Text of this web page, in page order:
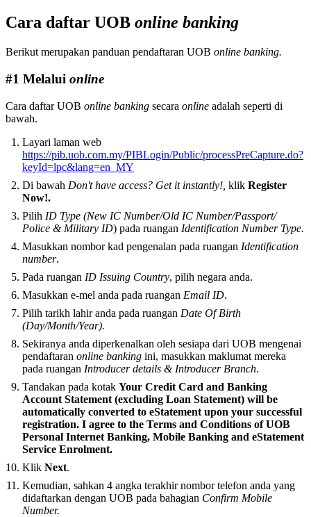
Cara daftar UOB online banking
Berikut merupakan panduan pendaftaran UOB online banking.
#1 Melalui online
Cara daftar UOB online banking secara online adalah seperti di
bawah.
Layari laman web
https://pib.uob.com.my/PIBLogin/Public/processPreCapture.do?
keyId=lpc&lang=en_MY
Di bawah Don't have access? Get it instantly!, klik Register
Now!.
Pilih ID Type (New IC Number/Old IC Number/Passport/
Police & Military ID) pada ruangan Identification Number Type.
Masukkan nombor kad pengenalan pada ruangan Identification
number.
Pada ruangan ID Issuing Country, pilih negara anda.
Masukkan e-mel anda pada ruangan Email ID.
Pilih tarikh lahir anda pada ruangan Date Of Birth
(Day/Month/Year).
Sekiranya anda diperkenalkan oleh sesiapa dari UOB mengenai
pendaftaran online banking ini, masukkan maklumat mereka
pada ruangan Introducer details & Introducer Branch.
Tandakan pada kotak Your Credit Card and Banking
Account Statement (excluding Loan Statement) will be
automatically converted to eStatement upon your successful
registration. I agree to the Terms and Conditions of UOB
Personal Internet Banking, Mobile Banking and eStatement
Service Enrolment.
Klik Next.
Kemudian, sahkan 4 angka terakhir nombor telefon anda yang
didaftarkan dengan UOB pada bahagian Confirm Mobile
Number.